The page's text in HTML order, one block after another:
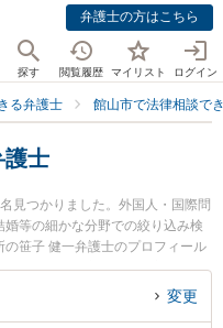
弁護士の方はこちら
探す 閲覧履歴 マイリスト ログイン
る弁護士 館山市で法律相談で
護士
見つかりました。外国人・国際問
等の細かな分野での絞り込み検
笹子 健一弁護士のプロフィール
す。『館山市で土日や夜間に発
相談したい』『在留資格のトラ
変更